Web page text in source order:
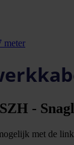
meter
-
met de